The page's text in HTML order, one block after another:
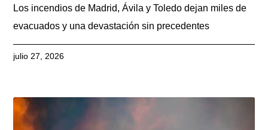
Los incendios de Madrid, Ávila y Toledo dejan miles de
evacuados y una devastación sin precedentes
julio 27, 2026